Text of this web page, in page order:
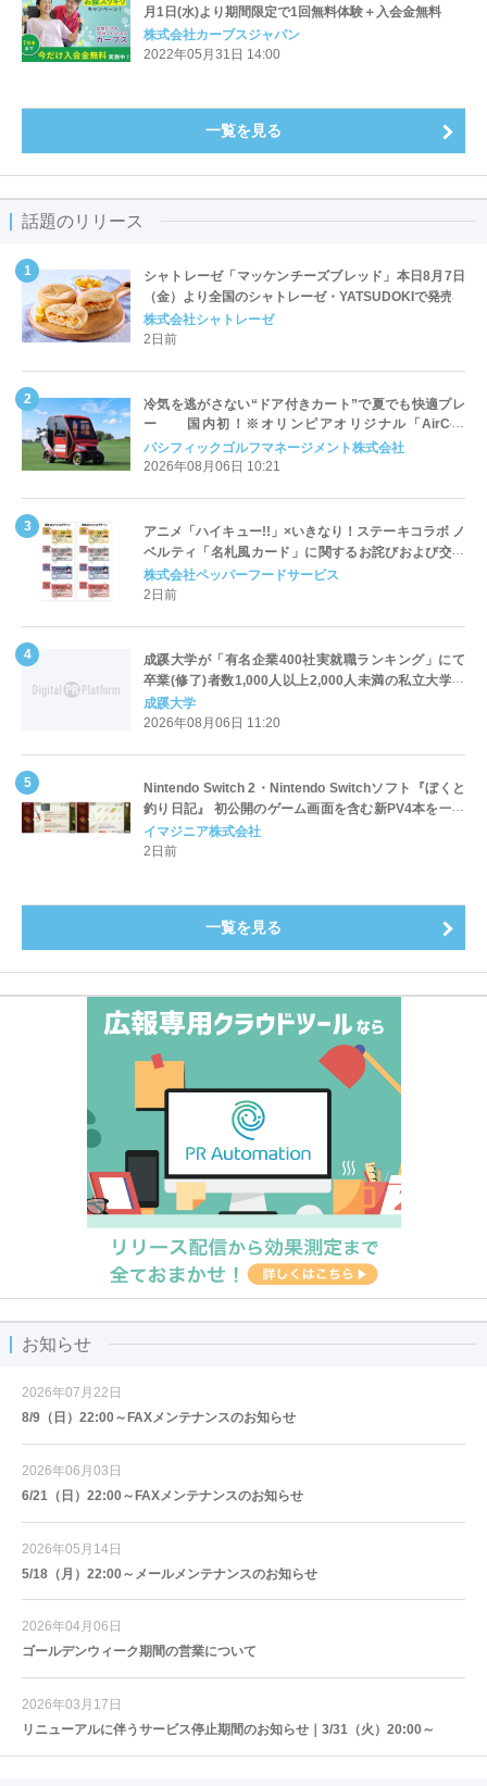
月1日(水)より期間限定で1回無料体験＋入会金無料
株式会社カーブスジャパン
2022年05月31日 14:00
一覧を見る
話題のリリース
シャトレーゼ「マッケンチーズブレッド」本日8月7日
（金）より全国のシャトレーゼ・YATSUDOKIで発売
株式会社シャトレーゼ
2日前
冷気を逃がさない“ドア付きカート”で夏でも快適プレ
ー 国内初！※オリンピアオリジナル「AirCon
Cart（エアコンカート）」導入 | ＰＧＭ
パシフィックゴルフマネージメント株式会社
2026年08月06日 10:21
アニメ「ハイキュー!!」×いきなり！ステーキコラボ ノ
ベルティ「名札風カード」に関するお詫びおよび交換
対応についてのご案内
株式会社ペッパーフードサービス
2日前
成蹊大学が「有名企業400社実就職ランキング」にて
卒業(修了)者数1,000人以上2,000人未満の私立大学で
全国第1位を獲得！～実就職率は26.5%（前年比＋
4.3pt）に伸長、東京の私立大学でも10位にランクイン
成蹊大学
2026年08月06日 11:20
Nintendo Switch 2・Nintendo Switchソフト『ぼくと
釣り日記』 初公開のゲーム画面を含む新PV4本を一挙
公開！
イマジニア株式会社
2日前
一覧を見る
お知らせ
2026年07月22日
8/9（日）22:00～FAXメンテナンスのお知らせ
2026年06月03日
6/21（日）22:00～FAXメンテナンスのお知らせ
2026年05月14日
5/18（月）22:00～メールメンテナンスのお知らせ
2026年04月06日
ゴールデンウィーク期間の営業について
2026年03月17日
リニューアルに伴うサービス停止期間のお知らせ｜3/31（火）20:00～